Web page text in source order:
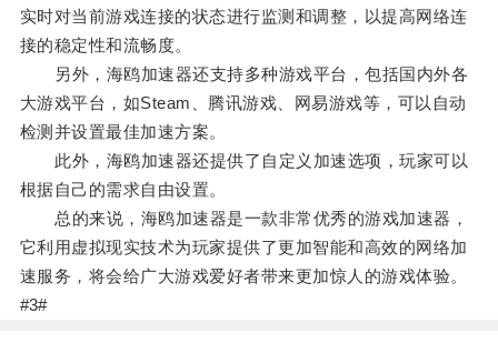
实时对当前游戏连接的状态进行监测和调整，以提高网络连
接的稳定性和流畅度。
另外，海鸥加速器还支持多种游戏平台，包括国内外各
大游戏平台，如Steam、腾讯游戏、网易游戏等，可以自动
检测并设置最佳加速方案。
此外，海鸥加速器还提供了自定义加速选项，玩家可以
根据自己的需求自由设置。
总的来说，海鸥加速器是一款非常优秀的游戏加速器，
它利用虚拟现实技术为玩家提供了更加智能和高效的网络加
速服务，将会给广大游戏爱好者带来更加惊人的游戏体验。
#3#